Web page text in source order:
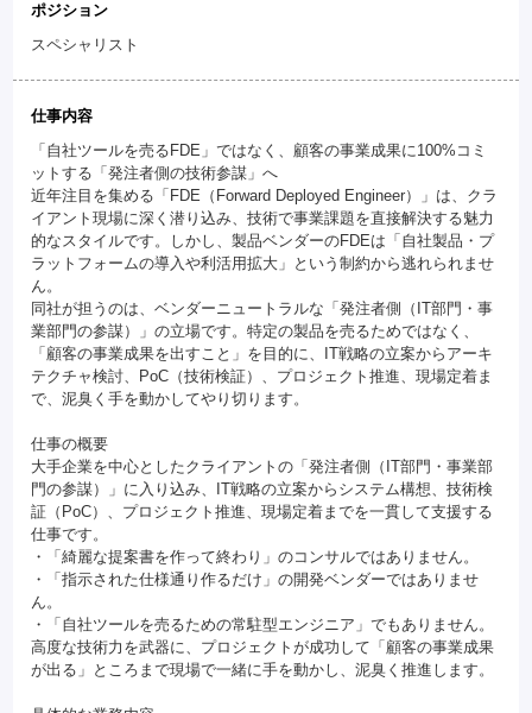
ポジション
スペシャリスト
仕事内容
「自社ツールを売るFDE」ではなく、顧客の事業成果に100%コミ
ットする「発注者側の技術参謀」へ
近年注目を集める「FDE（Forward Deployed Engineer）」は、クラ
イアント現場に深く潜り込み、技術で事業課題を直接解決する魅力
的なスタイルです。しかし、製品ベンダーのFDEは「自社製品・プ
ラットフォームの導入や利活用拡大」という制約から逃れられませ
ん。
同社が担うのは、ベンダーニュートラルな「発注者側（IT部門・事
業部門の参謀）」の立場です。特定の製品を売るためではなく、
「顧客の事業成果を出すこと」を目的に、IT戦略の立案からアーキ
テクチャ検討、PoC（技術検証）、プロジェクト推進、現場定着ま
で、泥臭く手を動かしてやり切ります。
仕事の概要
大手企業を中心としたクライアントの「発注者側（IT部門・事業部
門の参謀）」に入り込み、IT戦略の立案からシステム構想、技術検
証（PoC）、プロジェクト推進、現場定着までを一貫して支援する
仕事です。
・「綺麗な提案書を作って終わり」のコンサルではありません。
・「指示された仕様通り作るだけ」の開発ベンダーではありませ
ん。
・「自社ツールを売るための常駐型エンジニア」でもありません。
高度な技術力を武器に、プロジェクトが成功して「顧客の事業成果
が出る」ところまで現場で一緒に手を動かし、泥臭く推進します。